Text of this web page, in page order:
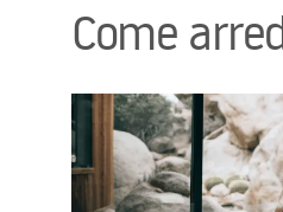
Porte doccia
Piatti doccia da
Canaline di scarico
Come